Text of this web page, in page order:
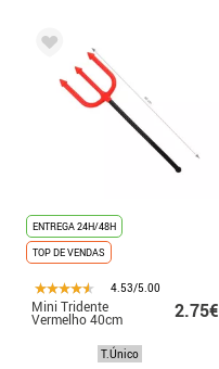
ENTREGA 24H/48H
TOP DE VENDAS
4.53/5.00
Mini Tridente
Vermelho 40cm 2.75€
T.Único